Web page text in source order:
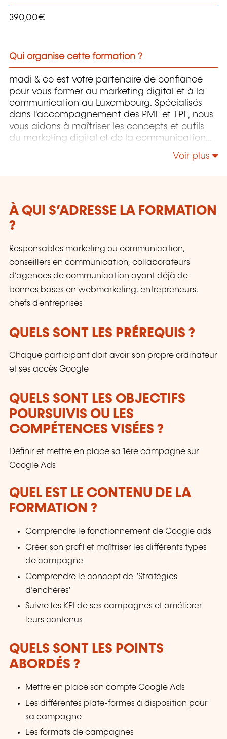
390,00€
Qui organise cette formation ?
madi & co est votre partenaire de confiance
pour vous former au marketing digital et à la
communication au Luxembourg. Spécialisés
dans l'accompagnement des PME et TPE, nous
vous aidons à maîtriser les concepts et outils
du marketing digital et de la communication
pour optimiser votre visibilité et votre croissance
sur le marché luxembourgeois. Formez-vous,
Voir plus
À QUI S’ADRESSE LA FORMATION
?
Responsables marketing ou communication,
conseillers en communication, collaborateurs
d’agences de communication ayant déjà de
bonnes bases en webmarketing, entrepreneurs,
chefs d'entreprises
QUELS SONT LES PRÉREQUIS ?
Chaque participant doit avoir son propre ordinateur
et ses accès Google
QUELS SONT LES OBJECTIFS
POURSUIVIS OU LES
COMPÉTENCES VISÉES ?
Définir et mettre en place sa 1ère campagne sur
Google Ads
QUEL EST LE CONTENU DE LA
FORMATION ?
Comprendre le fonctionnement de Google ads
Créer son profil et maîtriser les différents types
de campagne
Comprendre le concept de "Stratégies
d’enchères"
Suivre les KPI de ses campagnes et améliorer
leurs contenus
QUELS SONT LES POINTS
ABORDÉS ?
Mettre en place son compte Google Ads
Les différentes plate-formes à disposition pour
sa campagne
Les formats de campagnes